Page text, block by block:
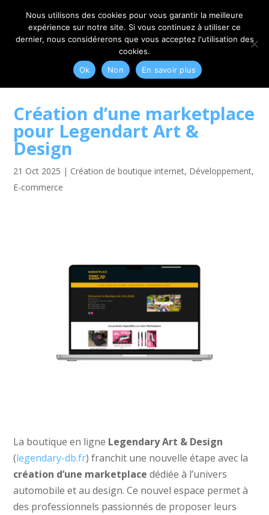
06 79 42 10 00 CONTACT@MYRIAM-CORBET.NET
Création d’une marketplace
pour Legendart Art &
Design
21 Oct 2025 | Création de boutique internet, Développement,
E-commerce
La boutique en ligne Legendary Art & Design
(legendary-db.fr) franchit une nouvelle étape avec la
création d’une marketplace dédiée à l’univers
automobile et au design. Ce nouvel espace permet à
des professionnels passionnés de proposer leurs
Nous utilisons des cookies pour vous garantir la meilleure
expérience sur notre site. Si vous continuez à utiliser ce
dernier, nous considérerons que vous acceptez l'utilisation des
cookies.
Ok
Non En savoir plus